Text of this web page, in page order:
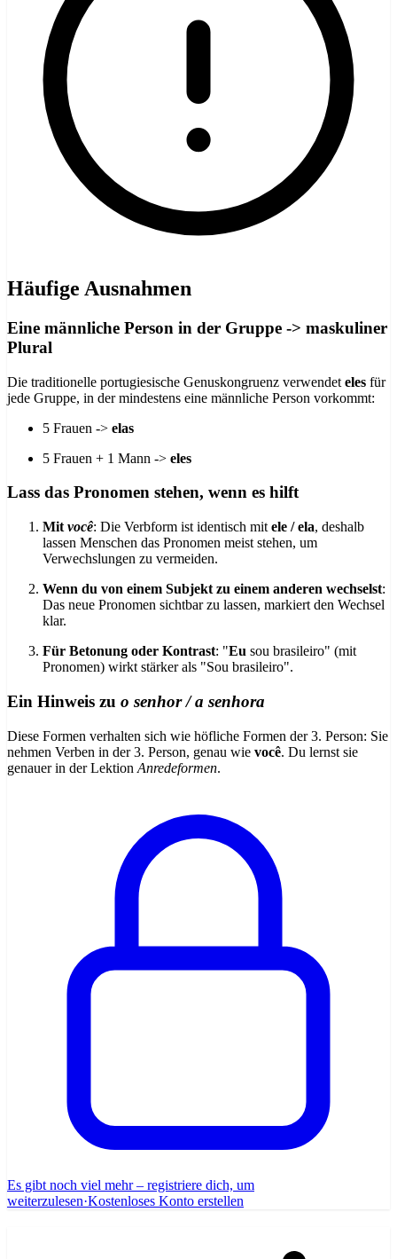
Häufige Ausnahmen
Eine männliche Person in der Gruppe -> maskuliner
Plural
Die traditionelle portugiesische Genuskongruenz verwendet eles für
jede Gruppe, in der mindestens eine männliche Person vorkommt:
5 Frauen -> elas
5 Frauen + 1 Mann -> eles
Lass das Pronomen stehen, wenn es hilft
Mit você: Die Verbform ist identisch mit ele / ela, deshalb
lassen Menschen das Pronomen meist stehen, um
Verwechslungen zu vermeiden.
Wenn du von einem Subjekt zu einem anderen wechselst:
Das neue Pronomen sichtbar zu lassen, markiert den Wechsel
klar.
Für Betonung oder Kontrast: "Eu sou brasileiro" (mit
Pronomen) wirkt stärker als "Sou brasileiro".
Ein Hinweis zu o senhor / a senhora
Diese Formen verhalten sich wie höfliche Formen der 3. Person: Sie
nehmen Verben in der 3. Person, genau wie você. Du lernst sie
genauer in der Lektion Anredeformen.
Es gibt noch viel mehr – registriere dich, um
weiterzulesen·Kostenloses Konto erstellen